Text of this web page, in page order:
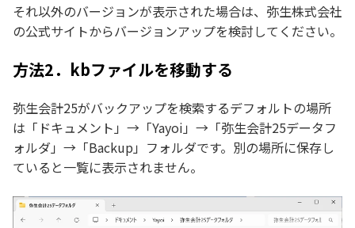
それ以外のバージョンが表示された場合は、弥生株式会社
の公式サイトからバージョンアップを検討してください。
方法2．kbファイルを移動する
弥生会計25がバックアップを検索するデフォルトの場所
は「ドキュメント」→「Yayoi」→「弥生会計25データフ
ォルダ」→「Backup」フォルダです。別の場所に保存し
ていると一覧に表示されません。